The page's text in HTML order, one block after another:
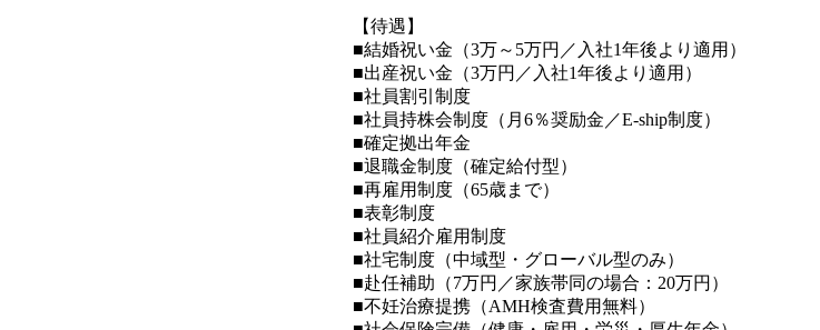
【待遇】
■結婚祝い金（3万～5万円／入社1年後より適用）
■出産祝い金（3万円／入社1年後より適用）
■社員割引制度
■社員持株会制度（月6％奨励金／E-ship制度）
■確定拠出年金
■退職金制度（確定給付型）
■再雇用制度（65歳まで）
■表彰制度
■社員紹介雇用制度
■社宅制度（中域型・グローバル型のみ）
■赴任補助（7万円／家族帯同の場合：20万円）
■不妊治療提携（AMH検査費用無料）